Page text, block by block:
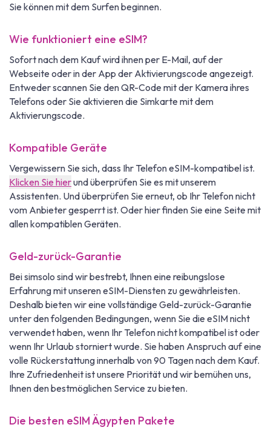
Sie können mit dem Surfen beginnen.
Wie funktioniert eine eSIM?
Sofort nach dem Kauf wird ihnen per E-Mail, auf der
Webseite oder in der App der Aktivierungscode angezeigt.
Entweder scannen Sie den QR-Code mit der Kamera ihres
Telefons oder Sie aktivieren die Simkarte mit dem
Aktivierungscode.
Kompatible Geräte
Vergewissern Sie sich, dass Ihr Telefon eSIM-kompatibel ist.
Klicken Sie hierund überprüfen Sie es mit unserem
Assistenten. Und überprüfen Sie erneut, ob Ihr Telefon nicht
vom Anbieter gesperrt ist. Oder hier finden Sie eine Seite mit
allen kompatiblen Geräten.
Geld-zurück-Garantie
Bei simsolo sind wir bestrebt, Ihnen eine reibungslose
Erfahrung mit unseren eSIM-Diensten zu gewährleisten.
Deshalb bieten wir eine vollständige Geld-zurück-Garantie
unter den folgenden Bedingungen, wenn Sie die eSIM nicht
verwendet haben, wenn Ihr Telefon nicht kompatibel ist oder
wenn Ihr Urlaub storniert wurde. Sie haben Anspruch auf eine
volle Rückerstattung innerhalb von 90 Tagen nach dem Kauf.
Ihre Zufriedenheit ist unsere Priorität und wir bemühen uns,
Ihnen den bestmöglichen Service zu bieten.
Die besten eSIM Ägypten Pakete